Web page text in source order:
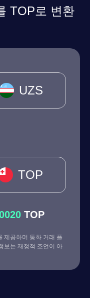
TOP로 변환
UZS
TOP
TOP
제공하며 통화 거래 플
보는 재정적 조언이 아